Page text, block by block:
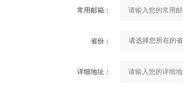
常用邮箱：
省份：
详细地址：